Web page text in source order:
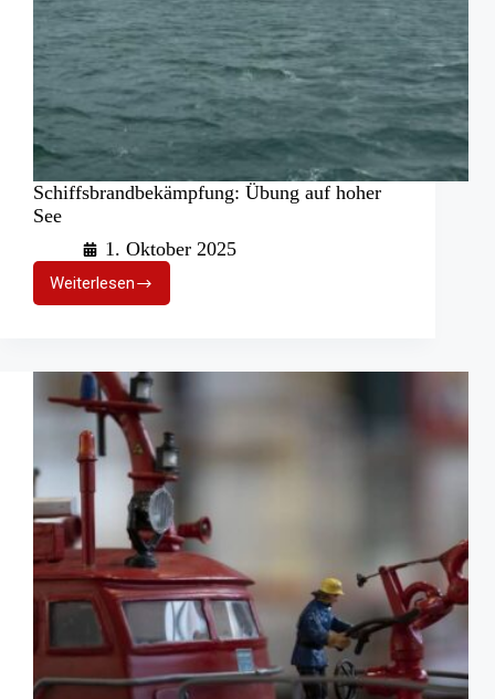
Schiffsbrandbekämpfung: Übung auf hoher
See
1. Oktober 2025
WeiterlesenSchiffsbrandbekämpfung:
Übung
See